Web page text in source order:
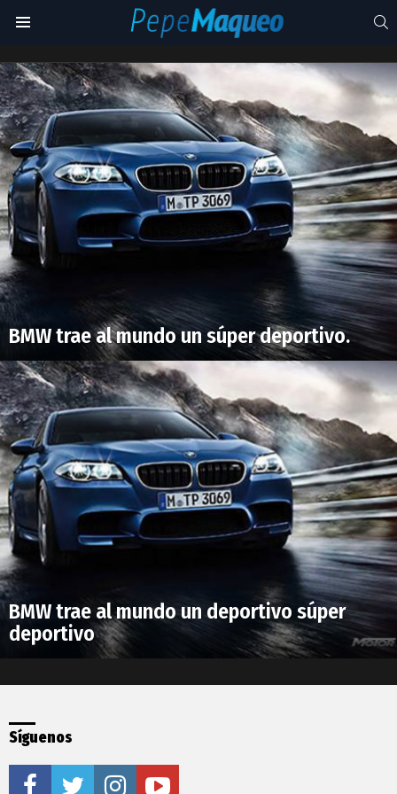
Competition
Edition
Latest
stories
BMW trae al mundo un súper deportivo.
BMW trae al mundo un deportivo súper
deportivo
Síguenos
facebooktwitter instagramyoutube